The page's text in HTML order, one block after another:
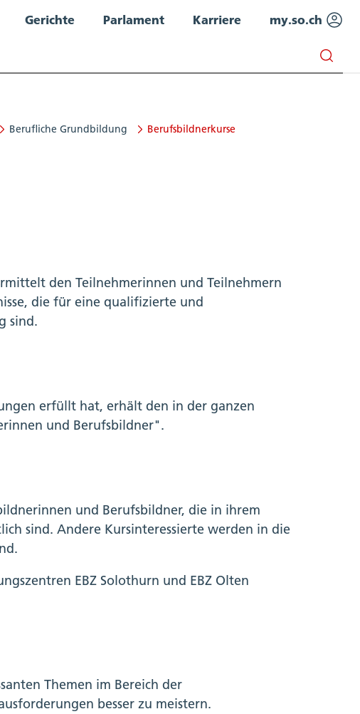
Gerichte Parlament Karriere my.so.ch
Berufliche Grundbildung Berufsbildnerkurse
den Teilnehmerinnen und Teilnehmern
die für eine qualifizierte und
sind.
erfüllt hat, erhält den in der ganzen
und Berufsbildner".
und Berufsbildner, die in ihrem
sind. Andere Kursinteressierte werden in die
EBZ Solothurn und EBZ Olten
Themen im Bereich der
besser zu meistern.